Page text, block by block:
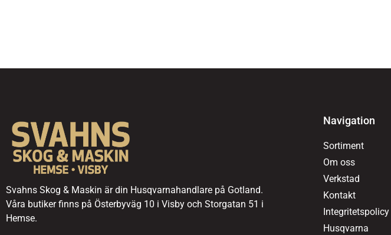
Svahns Skog & Maskin är din Husqvarnahandlare på Gotland.
Våra butiker finns på Österbyväg 10 i Visby och Storgatan 51 i
Hemse.
Navigation
Sortiment
Om oss
Verkstad
Kontakt
Integritetspolicy
Husqvarna